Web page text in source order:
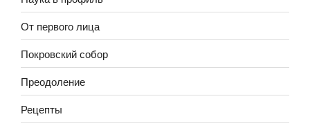
От первого лица
Покровский собор
Преодоление
Рецепты